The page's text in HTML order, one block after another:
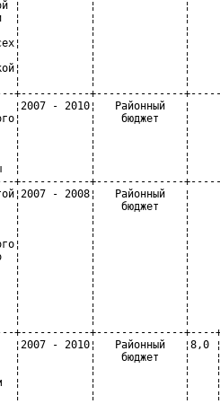
¦           ¦
помощи  ¦           ¦
¦           ¦
на всех¦           ¦
¦           ¦
¦
¦           ¦              ¦
+-----------+--------------
¦2007 - 2010¦   Районный   ¦
¦    бюджет    ¦
¦           ¦              ¦
¦           ¦
¦           ¦
¦           ¦
+-----------+--------------
- 2008¦   Районный   ¦
¦           ¦    бюджет    ¦
¦           ¦              ¦
¦           ¦
¦
по  ¦           ¦
¦           ¦
с      ¦           ¦
¦           ¦
¦           ¦
¦           ¦
+-----------+--------------+----
- 2010¦   Районный   ¦8,0
¦           ¦    бюджет    ¦
и   ¦           ¦
¦           ¦
для   ¦           ¦